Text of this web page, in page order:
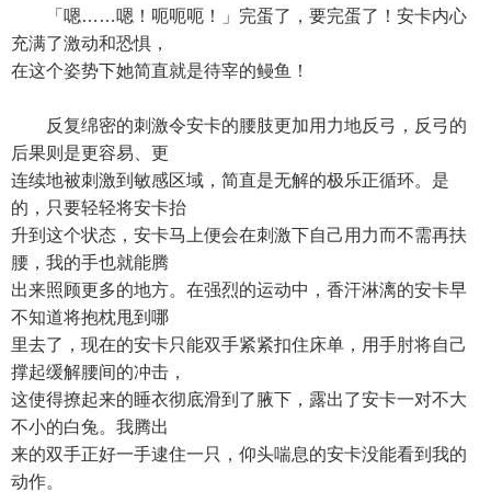
「嗯……嗯！呃呃呃！」完蛋了，要完蛋了！安卡内心
充满了激动和恐惧，
在这个姿势下她简直就是待宰的鳗鱼！
反复绵密的刺激令安卡的腰肢更加用力地反弓，反弓的
后果则是更容易、更
连续地被刺激到敏感区域，简直是无解的极乐正循环。是
的，只要轻轻将安卡抬
升到这个状态，安卡马上便会在刺激下自己用力而不需再扶
腰，我的手也就能腾
出来照顾更多的地方。在强烈的运动中，香汗淋漓的安卡早
不知道将抱枕甩到哪
里去了，现在的安卡只能双手紧紧扣住床单，用手肘将自己
撑起缓解腰间的冲击，
这使得撩起来的睡衣彻底滑到了腋下，露出了安卡一对不大
不小的白兔。我腾出
来的双手正好一手逮住一只，仰头喘息的安卡没能看到我的
动作。